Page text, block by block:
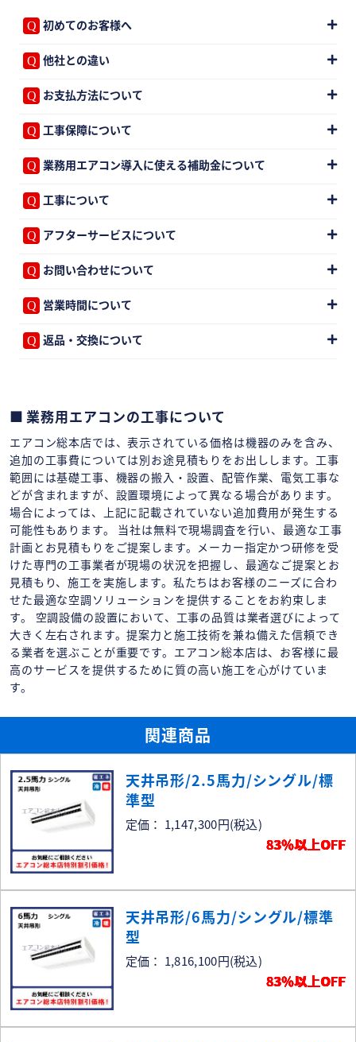
初めてのお客様へ
他社との違い
お支払方法について
工事保障について
業務用エアコン導入に使える補助金について
工事について
アフターサービスについて
お問い合わせについて
営業時間について
返品・交換について
業務用エアコンの工事について
エアコン総本店では、表示されている価格は機器のみを含み、
追加の工事費については別お途見積もりをお出しします。工事
範囲には基礎工事、機器の搬入・設置、配管作業、電気工事な
どが含まれますが、設置環境によって異なる場合があります。
場合によっては、上記に記載されていない追加費用が発生する
可能性もあります。 当社は無料で現場調査を行い、最適な工事
計画とお見積もりをご提案します。メーカー指定かつ研修を受
けた専門の工事業者が現場の状況を把握し、最適なご提案とお
見積もり、施工を実施します。私たちはお客様のニーズに合わ
せた最適な空調ソリューションを提供することをお約束しま
す。 空調設備の設置において、工事の品質は業者選びによって
大きく左右されます。提案力と施工技術を兼ね備えた信頼でき
る業者を選ぶことが重要です。エアコン総本店は、お客様に最
高のサービスを提供するために質の高い施工を心がけていま
す。
関連商品
天井吊形/2.5馬力/シングル/標
準型
定価： 1,147,300円(税込)
83％以上OFF
天井吊形/6馬力/シングル/標準
型
定価： 1,816,100円(税込)
83％以上OFF